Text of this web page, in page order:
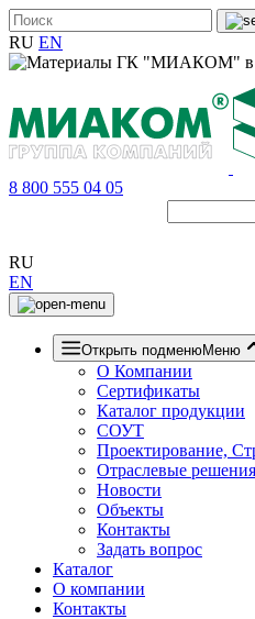
RU EN
8 800 555 04 05
RU
EN
Открыть подменюМеню
О Компании
Сертификаты
Каталог продукции
СОУТ
Проектирование,
Отраслевые решения
Новости
Объекты
Контакты
Задать вопрос
Каталог
О компании
Контакты